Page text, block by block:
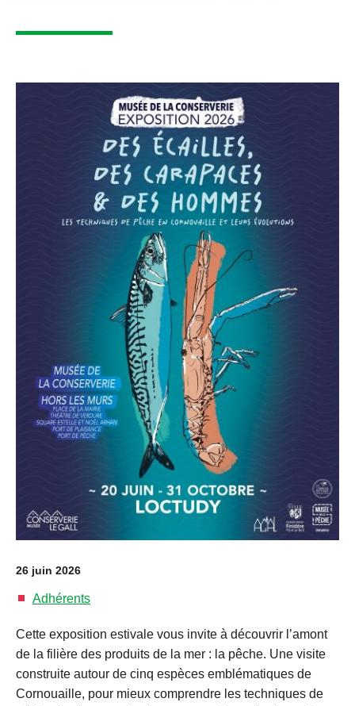
26 juin 2026
Adhérents
Cette exposition estivale vous invite à découvrir l’amont
de la filière des produits de la mer : la pêche. Une visite
construite autour de cinq espèces emblématiques de
Cornouaille, pour mieux comprendre les techniques de